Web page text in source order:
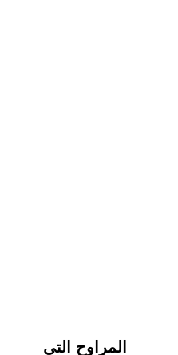
المراوح التي